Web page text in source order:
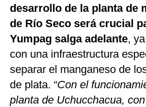
desarrollo de la planta de
de Río Seco será crucial
Yumpag salga adelante,
con una infraestructura
separar el manganeso de
de plata. “Con el
planta de Uchucchacua,